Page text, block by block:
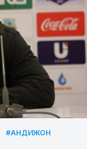
#АНДИЖОН